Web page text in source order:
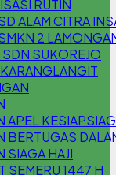
RUTIN
ALAM CITRA
2
SUKOREJO
APEL
SIAGA HAJI
SEMERU 1447 H